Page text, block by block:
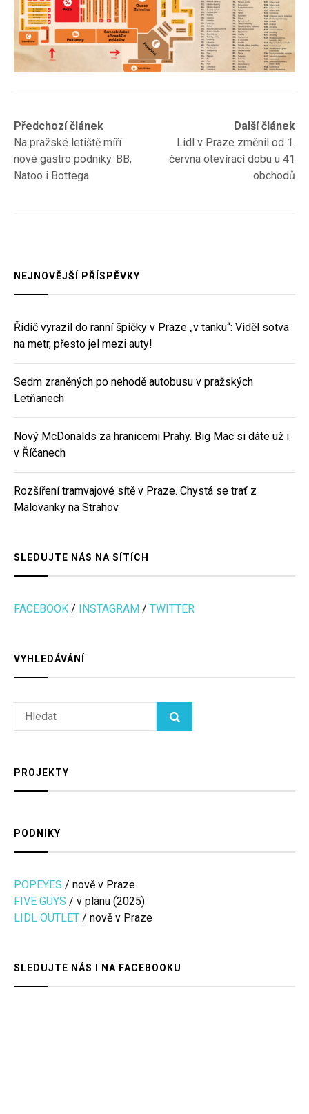
Navigace
pro
příspěvek
Předchozí článek
Previous
post:Na pražské letiště míří
nové gastro podniky. BB,
Natoo i Bottega
Další článek
Next
post:
Lidl v Praze změnil od 1.
června otevírací dobu u 41
obchodů
NEJNOVĚJŠÍ PŘÍSPĚVKY
Řidič vyrazil do ranní špičky v Praze „v tanku“: Viděl sotva
na metr, přesto jel mezi auty!
Sedm zraněných po nehodě autobusu v pražských
Letňanech
Nový McDonalds za hranicemi Prahy. Big Mac si dáte už i
v Říčanech
Rozšíření tramvajové sítě v Praze. Chystá se trať z
Malovanky na Strahov
SLEDUJTE NÁS NA SÍTÍCH
FACEBOOK / INSTAGRAM / TWITTER
VYHLEDÁVÁNÍ
Search
HLEDAT
PROJEKTY
PODNIKY
POPEYES / nově v Praze
FIVE GUYS / v plánu (2025)
LIDL OUTLET / nově v Praze
SLEDUJTE NÁS I NA FACEBOOKU